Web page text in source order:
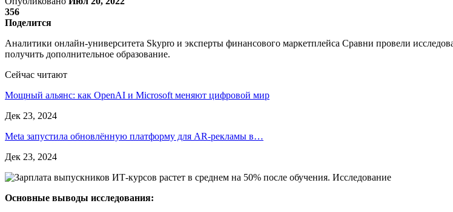
356
Поделится
Аналитики онлайн-университета Skypro и эксперты финансового маркетплейса Сравни провели
получить дополнительное образование.
Сейчас читают
Мощный альянс: как OpenAI и Microsoft меняют цифровой мир
Дек 23, 2024
Meta запустила обновлённую платформу для AR-рекламы в…
Дек 23, 2024
Основные выводы исследования: